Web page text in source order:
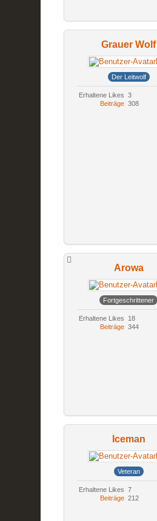
Grauer Wolf
Der Leitwolf
Erhaltene Likes 3
Beiträge 308
Arowa
Fortgeschrittener
Erhaltene Likes
18
Beiträge 344
Iceman
Veteran
Erhaltene Likes 7
Beiträge 212